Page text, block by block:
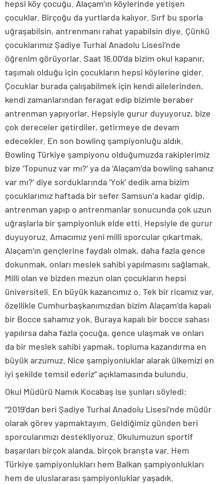
hepsi köy çocuğu. Alaçam’ın köylerinde yetişen
çocuklar. Birçoğu da yurtlarda kalıyor. Sırf bu sporla
uğraşabilsin, antrenmanı rahat yapabilsin diye. Çünkü
çocuklarımız Şadiye Turhal Anadolu Lisesi’nde
öğrenim görüyorlar. Saat 16.00’da bizim okul kapanır,
taşımalı olduğu için çocukların hepsi köylerine gider.
Çocuklar burada çalışabilmek için kendi ailelerinden,
kendi zamanlarından feragat edip bizimle beraber
antrenman yapıyorlar. Hepsiyle gurur duyuyoruz, bize
çok dereceler getirdiler, getirmeye de devam
edecekler. En son bowling şampiyonluğu aldık.
Bowling Türkiye şampiyonu olduğumuzda rakiplerimiz
bize ‘Topunuz var mı?’ ya da ‘Alaçam’da bowling sahanız
var mı?’ diye sorduklarında ‘Yok’ dedik ama bizim
çocuklarımız haftada bir sefer Samsun’a kadar gidip,
antrenman yapıp o antrenmanlar sonucunda çok uzun
uğraşlarla bir şampiyonluk elde etti. Hepsiyle de gurur
duyuyoruz. Amacımız yeni milli sporcular çıkartmak,
Alaçam’ın gençlerine faydalı olmak, daha fazla gence
dokunmak, onları meslek sahibi yapılmasını sağlamak.
Milli olan ve bizden mezun olan çocukların hepsi
üniversiteli. En büyük kazancımız o. Tek bir ricamız var,
özellikle Cumhurbaşkanımızdan bizim Alaçam’da kapalı
bir Bocce sahamız yok. Buraya kapalı bir bocce sahası
yapılırsa daha fazla çocuğa, gence ulaşmak ve onları
da bir meslek sahibi yapmak, topluma kazandırma en
büyük arzumuz. Nice şampiyonluklar alarak ülkemizi en
iyi şekilde temsil ederiz” açıklamasında bulundu.
Okul Müdürü Namık Kocabaş ise şunları söyledi:
“2019’dan beri Şadiye Turhal Anadolu Lisesi’nde müdür
olarak görev yapmaktayım. Geldiğimiz günden beri
sporcularımızı destekliyoruz. Okulumuzun sportif
başarıları birçok alanda, birçok branşta var. Hem
Türkiye şampiyonlukları hem Balkan şampiyonlukları
hem de uluslararası şampiyonluklar yaşadık.